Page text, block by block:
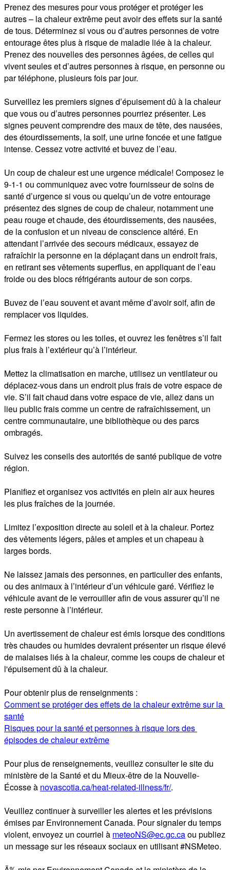
Prenez des mesures pour vous protéger et protéger les
autres – la chaleur extrême peut avoir des effets sur la santé
de tous. Déterminez si vous ou d’autres personnes de votre
entourage êtes plus à risque de maladie liée à la chaleur.
Prenez des nouvelles des personnes âgées, de celles qui
vivent seules et d’autres personnes à risque, en personne ou
par téléphone, plusieurs fois par jour.
Surveillez les premiers signes d’épuisement dû à la chaleur
que vous ou d’autres personnes pourriez présenter. Les
signes peuvent comprendre des maux de tête, des nausées,
des étourdissements, la soif, une urine foncée et une fatigue
intense. Cessez votre activité et buvez de l’eau.
Un coup de chaleur est une urgence médicale! Composez le
9-1-1 ou communiquez avec votre fournisseur de soins de
santé d’urgence si vous ou quelqu’un de votre entourage
présentez des signes de coup de chaleur, notamment une
peau rouge et chaude, des étourdissements, des nausées,
de la confusion et un niveau de conscience altéré. En
attendant l’arrivée des secours médicaux, essayez de
rafraîchir la personne en la déplaçant dans un endroit frais,
en retirant ses vêtements superflus, en appliquant de l’eau
froide ou des blocs réfrigérants autour de son corps.
Buvez de l’eau souvent et avant même d’avoir soif, afin de
remplacer vos liquides.
Fermez les stores ou les toiles, et ouvrez les fenêtres s’il fait
plus frais à l’extérieur qu’à l’intérieur.
Mettez la climatisation en marche, utilisez un ventilateur ou
déplacez-vous dans un endroit plus frais de votre espace de
vie. S’il fait chaud dans votre espace de vie, allez dans un
lieu public frais comme un centre de rafraîchissement, un
centre communautaire, une bibliothèque ou des parcs
ombragés.
Suivez les conseils des autorités de santé publique de votre
région.
Planifiez et organisez vos activités en plein air aux heures
les plus fraîches de la journée.
Limitez l’exposition directe au soleil et à la chaleur. Portez
des vêtements légers, pâles et amples et un chapeau à
larges bords.
Ne laissez jamais des personnes, en particulier des enfants,
ou des animaux à l’intérieur d’un véhicule garé. Vérifiez le
véhicule avant de le verrouiller afin de vous assurer qu’il ne
reste personne à l’intérieur.
Un avertissement de chaleur est émis lorsque des conditions
très chaudes ou humides devraient présenter un risque élevé
de malaises liés à la chaleur, comme les coups de chaleur et
l'épuisement dû à la chaleur.
Comment se protéger des effets de la chaleur extrême sur la
santé
Risques pour la santé et personnes à risque lors des
épisodes de chaleur extrême
Pour plus de renseignements, veuillez consulter le site du
ministère de la Santé et du Mieux-être de la Nouvelle-
Écosse à novascotia.ca/heat-related-illness/fr/.
Veuillez continuer à surveiller les alertes et les prévisions
émises par Environnement Canada. Pour signaler du temps
violent, envoyez un courriel à meteoNS@ec.gc.ca ou publiez
un message sur les réseaux sociaux en utilisant #NSMeteo.